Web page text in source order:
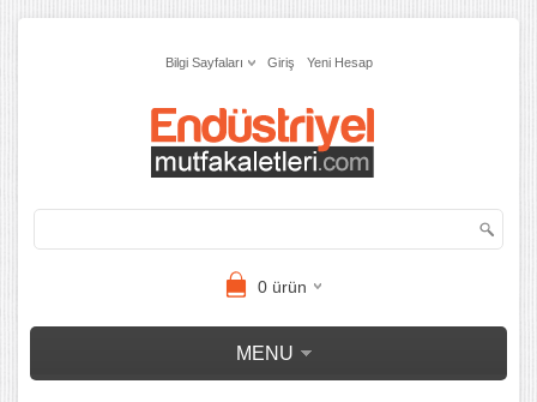
Bilgi Sayfaları Giriş Yeni Hesap
0ürün
MENU